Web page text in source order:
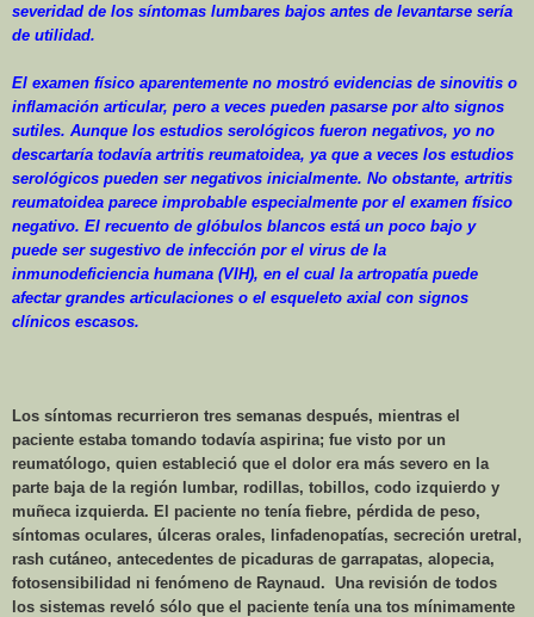
severidad de los síntomas lumbares bajos antes de levantarse sería
de utilidad.
El examen físico aparentemente no mostró evidencias de sinovitis o
inflamación articular, pero a veces pueden pasarse por alto signos
sutiles. Aunque los estudios serológicos fueron negativos, yo no
descartaría todavía artritis reumatoidea, ya que a veces los estudios
serológicos pueden ser negativos inicialmente. No obstante, artritis
reumatoidea parece improbable especialmente por el examen físico
negativo. El recuento de glóbulos blancos está un poco bajo y
puede ser sugestivo de infección por el virus de la
inmunodeficiencia humana (VIH), en el cual la artropatía puede
afectar grandes articulaciones o el esqueleto axial con signos
clínicos escasos.
Los síntomas recurrieron tres semanas después, mientras el
paciente estaba tomando todavía aspirina; fue visto por un
reumatólogo, quien estableció que el dolor era más severo en la
parte baja de la región lumbar, rodillas, tobillos, codo izquierdo y
muñeca izquierda. El paciente no tenía fiebre, pérdida de peso,
síntomas oculares, úlceras orales, linfadenopatías, secreción uretral,
rash cutáneo, antecedentes de picaduras de garrapatas, alopecia,
fotosensibilidad ni fenómeno de Raynaud. Una revisión de todos
los sistemas reveló sólo que el paciente tenía una tos mínimamente